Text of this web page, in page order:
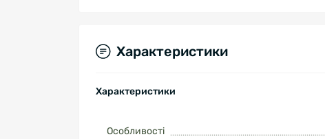
Характеристики
Характеристики
Особливості